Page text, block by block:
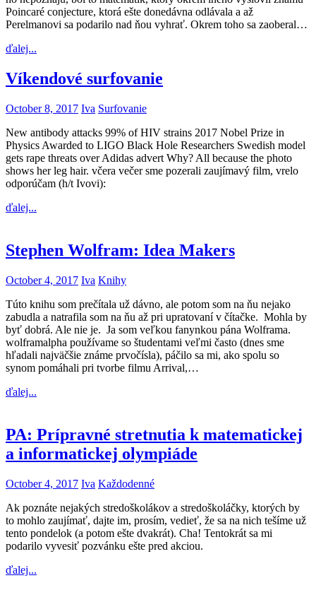
Poincaré conjecture, ktorá ešte donedávna odlávala a až
Perelmanovi sa podarilo nad ňou vyhrať. Okrem toho sa zaoberal…
ďalej...
Víkendové surfovanie
October 8, 2017 Iva Surfovanie
New antibody attacks 99% of HIV strains 2017 Nobel Prize in
Physics Awarded to LIGO Black Hole Researchers Swedish model
gets rape threats over Adidas advert Why? All because the photo
shows her leg hair. včera večer sme pozerali zaujímavý film, vrelo
odporúčam (h/t Ivovi):
ďalej...
Stephen Wolfram: Idea Makers
October 4, 2017 Iva Knihy
Túto knihu som prečítala už dávno, ale potom som na ňu nejako
zabudla a natrafila som na ňu až pri upratovaní v čítačke. Mohla by
byť dobrá. Ale nie je. Ja som veľkou fanynkou pána Wolframa.
wolframalpha používame so študentami veľmi často (dnes sme
hľadali najväčšie známe prvočísla), páčilo sa mi, ako spolu so
synom pomáhali pri tvorbe filmu Arrival,…
ďalej...
PA: Prípravné stretnutia k matematickej
a informatickej olympiáde
October 4, 2017 Iva Každodenné
Ak poznáte nejakých stredoškolákov a stredoškoláčky, ktorých by
to mohlo zaujímať, dajte im, prosím, vedieť, že sa na nich tešíme už
tento pondelok (a potom ešte dvakrát). Cha! Tentokrát sa mi
podarilo vyvesiť pozvánku ešte pred akciou.
ďalej...